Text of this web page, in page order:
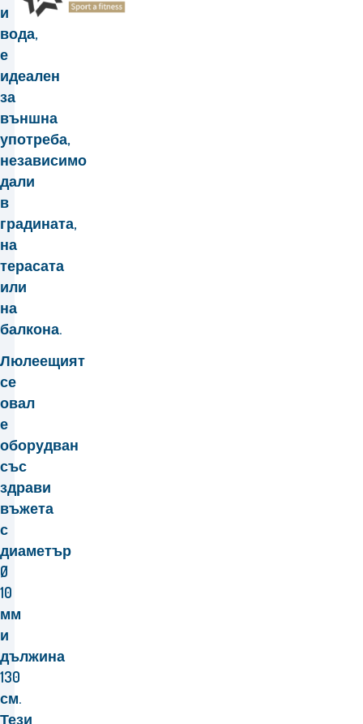
и
вода,
е
идеален
за
външна
употреба,
независимо
дали
в
градината,
на
терасата
или
на
балкона.
Люлеещият
се
овал
е
оборудван
със
здрави
въжета
с
диаметър
Ø
10
мм
и
дължина
130
см.
Тези